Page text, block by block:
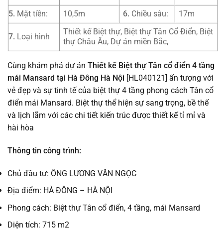
5. Mặt tiền: 10,5m 6. Chiều sâu: 17m
7. Loại hình
Thiết kế Biệt thự, Biệt thự Tân Cổ Điển, Biệt
thự Châu Âu, Dự án miền Bắc,
Cùng khám phá dự án Thiết kế Biệt thự Tân cổ điển 4 tầng
mái Mansard tại Hà Đông Hà Nội [HL040121] ấn tượng với
vẻ đẹp và sự tinh tế của biệt thự 4 tầng phong cách Tân cổ
điển mái Mansard. Biệt thự thể hiện sự sang trọng, bề thế
và lịch lãm với các chi tiết kiến trúc được thiết kế tỉ mỉ và
hài hòa
Thông tin công trình:
Chủ đầu tư: ÔNG LƯƠNG VĂN NGỌC
Địa điểm: HÀ ĐÔNG – HÀ NỘI
Phong cách: Biệt thự Tân cổ điển, 4 tầng, mái Mansard
Diện tích: 715 m2